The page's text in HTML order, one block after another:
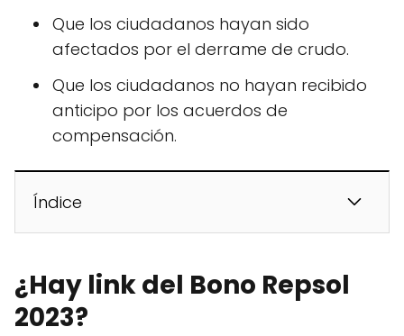
Que los ciudadanos hayan sido
afectados por el derrame de crudo.
Que los ciudadanos no hayan recibido
anticipo por los acuerdos de
compensación.
Índice
¿Hay link del Bono Repsol
2023?